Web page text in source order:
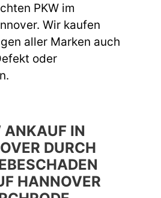
PKW im
Wir kaufen
aller Marken auch
oder
ANKAUF IN
DURCH
HANNOVER